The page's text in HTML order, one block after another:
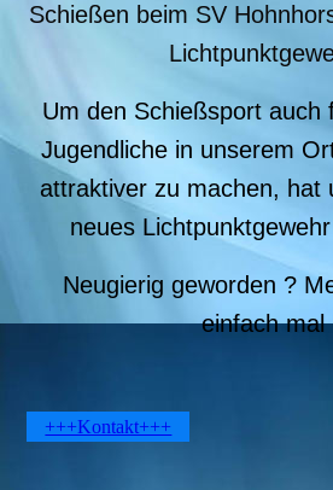
Schießen beim SV
Um den Schießsport auch
Jugendliche in unserem
attraktiver zu machen, hat
neues
Neugierig geworden ?
einfach mal
+++Kontakt+++